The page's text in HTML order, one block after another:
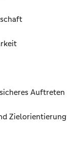
Auftreten
Zielorientierung